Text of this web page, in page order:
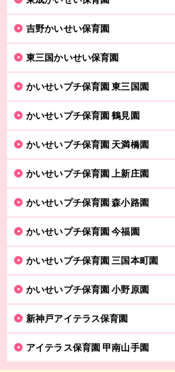
吉野かいせい保育園
東三国かいせい保育園
かいせいプチ保育園 東三国園
かいせいプチ保育園 鶴見園
かいせいプチ保育園 天満橋園
かいせいプチ保育園 上新庄園
かいせいプチ保育園 森小路園
かいせいプチ保育園 今福園
かいせいプチ保育園 三国本町園
かいせいプチ保育園 小野原園
新神戸アイテラス保育園
アイテラス保育園 甲南山手園